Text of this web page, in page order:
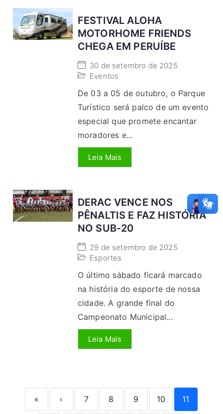
FESTIVAL ALOHA
MOTORHOME FRIENDS
CHEGA EM PERUÍBE
30 de setembro de 2025
Eventos
De 03 a 05 de outubro, o Parque
Turístico será palco de um evento
especial que promete encantar
moradores e...
Leia Mais
DERAC VENCE NOS
PÊNALTIS E FAZ HISTÓRIA
NO SUB-20
29 de setembro de 2025
Esportes
O último sábado ficará marcado
na história do esporte de nossa
cidade. A grande final do
Campeonato Municipal...
Leia Mais
« ‹ 7 8 9 10 11